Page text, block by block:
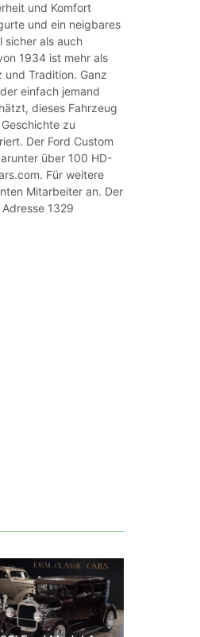
und Komfort
und ein neigbares
sicher als auch
1934 ist mehr als
und Tradition. Ganz
einfach jemand
dieses Fahrzeug
zu
Der Ford Custom
über 100 HD-
Für weitere
Mitarbeiter an. Der
1329